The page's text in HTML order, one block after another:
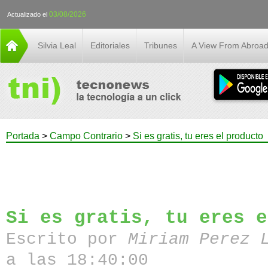
Actualizado el 03/08/2026
Silvia Leal Editoriales Tribunes A View From Abroad
Portada > Campo Contrario > Si es gratis, tu eres el producto
Si es gratis, tu eres
Escrito porMiriam Perez
a las 18:40:00